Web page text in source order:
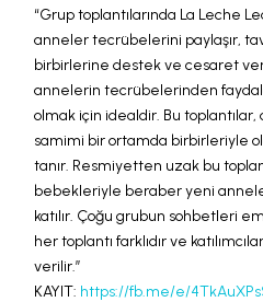
“Grup toplantılarında La Leche
anneler tecrübelerini paylaşır,
birbirlerine destek ve cesaret
annelerin tecrübelerinden
olmak için idealdir. Bu
samimi bir ortamda birbirleriyle
tanır. Resmiyetten uzak bu
bebekleriyle beraber yeni
katılır. Çoğu grubun sohbetleri
her toplantı farklıdır ve
verilir.”
KAYIT: https://fb.me/e/